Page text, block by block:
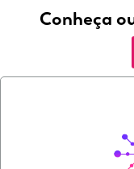
Conheça